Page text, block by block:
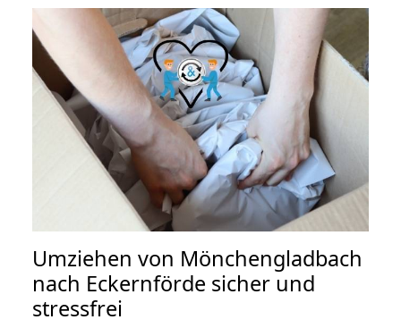
Umziehen von Mönchengladbach
nach Eckernförde sicher und
stressfrei